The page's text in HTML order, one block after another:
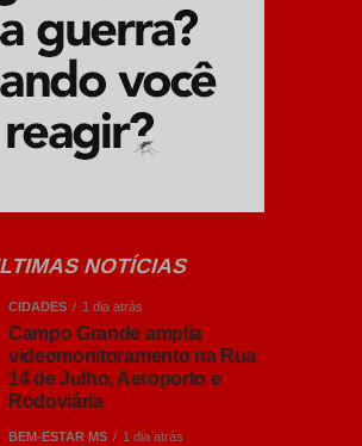
NOTÍCIAS
CIDADES 1 dia atrás
Campo Grande amplia
videomonitoramento na Rua
14 de Julho, Aeroporto e
Rodoviária
BEM-ESTAR MS 1 dia atrás